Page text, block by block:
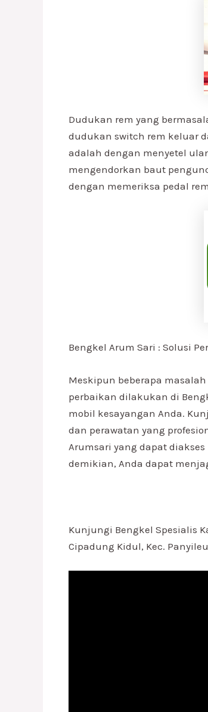
Dudukan rem yang
dudukan switch rem keluar
adalah dengan menyetel
mengendorkan baut
dengan memeriksa pedal
Bengkel Arum Sari : Solusi
Meskipun beberapa
perbaikan dilakukan di
mobil kesayangan Anda.
dan perawatan yang
Arumsari yang dapat
demikian, Anda dapat
Kunjungi Bengkel Spesialis
Cipadung Kidul, Kec.